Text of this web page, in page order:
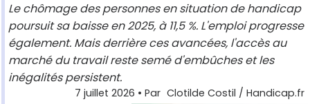
Le chômage des personnes en situation de handicap
poursuit sa baisse en 2025, à 11,5 %. L'emploi progresse
également. Mais derrière ces avancées, l'accès au
marché du travail reste semé d'embûches et les
inégalités persistent.
7 juillet 2026 • Par Clotilde Costil / Handicap.fr